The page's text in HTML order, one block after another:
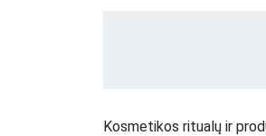
Kosmetikos ritualų ir